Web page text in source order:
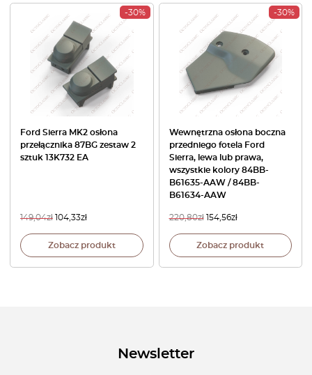
-30%
Ford Sierra MK2 osłona
przełącznika 87BG zestaw 2
sztuk 13K732 EA
149,04zł 104,33zł
Zobacz produkt
-30%
Wewnętrzna osłona boczna
przedniego fotela Ford
Sierra, lewa lub prawa,
wszystkie kolory 84BB-
B61635-AAW / 84BB-
B61634-AAW
220,80zł 154,56zł
Zobacz produkt
Newsletter